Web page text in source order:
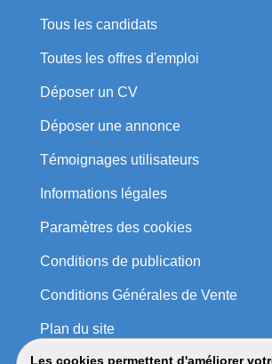
Les cookies permettent d'améliorer
Tous les candidats
Toutes les offres d'emploi
Déposer un CV
Déposer une annonce
Témoignages utilisateurs
Informations légales
Paramètres des cookies
Conditions de publication
Conditions Générales de Vente
Plan du site